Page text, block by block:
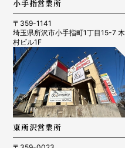
小手指営業所
〒359-1141
埼玉県所沢市小手指町1丁目15-7 木
村ビル1F
東所沢営業所